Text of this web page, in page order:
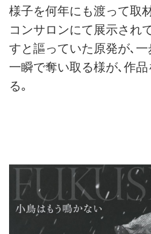
様子を何年にも渡って取
コンサロンにて展示され
すと謳っていた原発が､
一瞬で奪い取る様が､作品
る｡